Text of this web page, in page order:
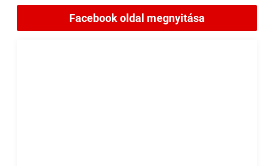
Facebook oldal megnyitása